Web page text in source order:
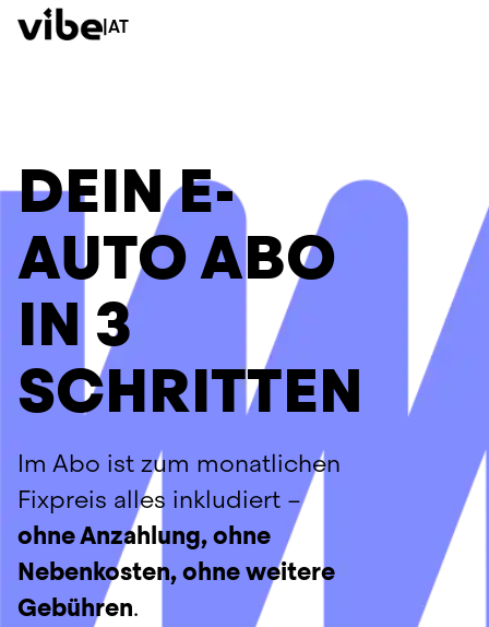
| AT
DEIN E-
AUTO ABO
IN 3
SCHRITTEN
Im Abo ist zum monatlichen
Fixpreis alles inkludiert –
ohne Anzahlung, ohne
Nebenkosten, ohne weitere
Gebühren.